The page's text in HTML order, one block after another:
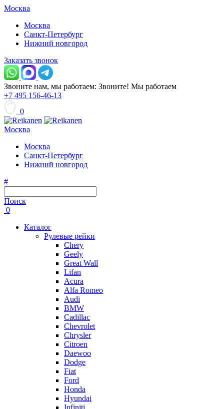
Москва
Москва
Санкт-Петербург
Нижний новгород
Заказать звонок
Звоните нам, мы работаем: Звоните! Мы работаем
+7 495 156-46-13
0
Москва
Москва
Санкт-Петербург
Нижний новгород
#
Поиск
0
Каталог
Рулевые рейки
Chery
Geely
Great Wall
Lifan
Acura
Alfa Romeo
Audi
BMW
Cadillac
Chevrolet
Chrysler
Citroen
Daewoo
Dodge
Fiat
Ford
Honda
Hyundai
Infiniti